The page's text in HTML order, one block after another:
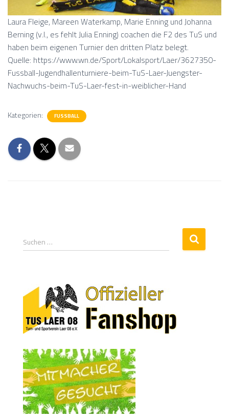
Laura Fleige, Mareen Waterkamp, Marie Enning und Johanna
Berning (v.l., es fehlt Julia Enning) coachen die F2 des TuS und
haben beim eigenen Turnier den dritten Platz belegt.
Quelle: https://www.wn.de/Sport/Lokalsport/Laer/3627350-
Fussball-Jugendhallenturniere-beim-TuS-Laer-Juengster-
Nachwuchs-beim-TuS-Laer-fest-in-weiblicher-Hand
Kategorien: FUSSBALL
Suchen …